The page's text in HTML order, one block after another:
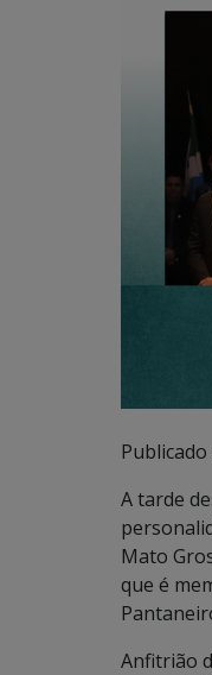
Publicado
A tarde
Mato
que é
Anfitrião